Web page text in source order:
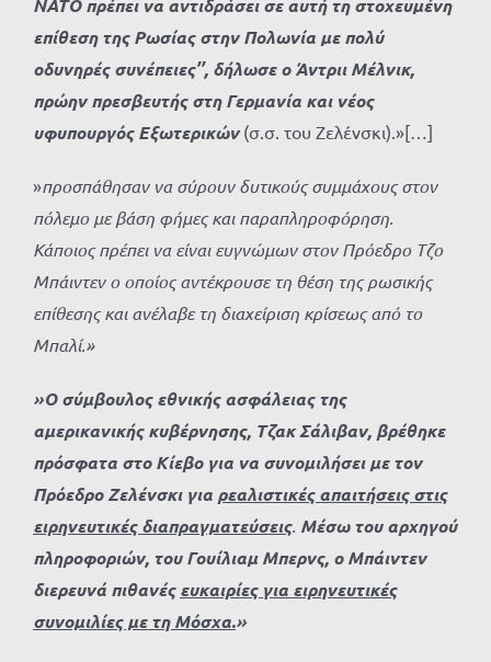
ΝΑΤΟ πρέπει να αντιδράσει σε αυτή τη στοχευμένη
επίθεση της Ρωσίας στην Πολωνία με πολύ
οδυνηρές συνέπειες’’, δήλωσε ο Άντριι Μέλνικ,
πρώην πρεσβευτής στη Γερμανία και νέος
υφυπουργός Εξωτερικών (σ.σ. του Ζελένσκι).»[…]
»προσπάθησαν να σύρουν δυτικούς συμμάχους στον
πόλεμο με βάση φήμες και παραπληροφόρηση.
Κάποιος πρέπει να είναι ευγνώμων στον Πρόεδρο Τζο
Μπάιντεν ο οποίος αντέκρουσε τη θέση της ρωσικής
επίθεσης και ανέλαβε τη διαχείριση κρίσεως από το
Μπαλί.»
»Ο σύμβουλος εθνικής ασφάλειας της
αμερικανικής κυβέρνησης, Τζακ Σάλιβαν, βρέθηκε
πρόσφατα στο Κίεβο για να συνομιλήσει με τον
Πρόεδρο Ζελένσκι για ρεαλιστικές απαιτήσεις στις
ειρηνευτικές διαπραγματεύσεις. Μέσω του αρχηγού
πληροφοριών, του Γουίλιαμ Μπερνς, ο Μπάιντεν
διερευνά πιθανέςευκαιρίες για ειρηνευτικές
συνομιλίες με τη Μόσχα.»